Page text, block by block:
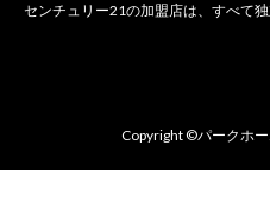
センチュリー21の加盟店は、すべて独
Copyright ©パークホ